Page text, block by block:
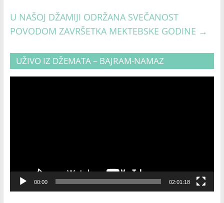
U NAŠOJ DŽAMIJI ODRŽANA SVEČANOST
POVODOM ZAVRŠETKA MEKTEBSKE GODINE →
UŽIVO IZ DŽEMATA – BAJRAM-NAMAZ
00:00 02:01:18